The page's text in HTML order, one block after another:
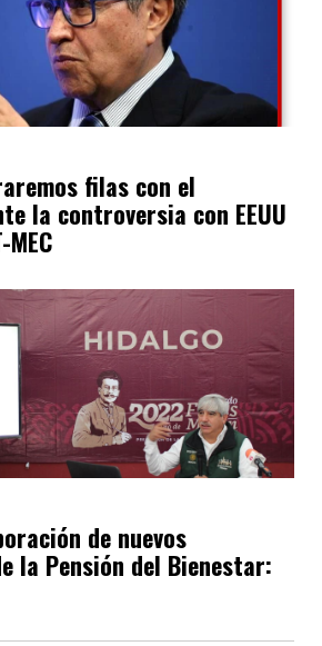
filas con el
la controversia con EEUU
de nuevos
la Pensión del Bienestar: